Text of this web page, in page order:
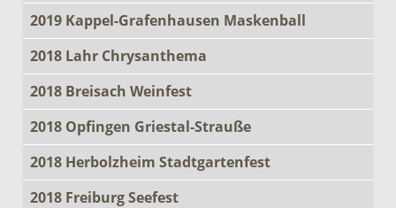
2019 Kappel-Grafenhausen Maskenball
2018 Lahr Chrysanthema
2018 Breisach Weinfest
2018 Opfingen Griestal-Strauße
2018 Herbolzheim Stadtgartenfest
2018 Freiburg Seefest